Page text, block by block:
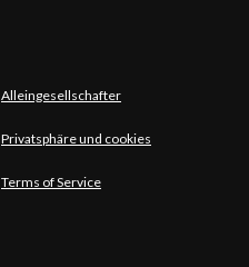
Alleingesellschafter
Privatsphäre und cookies
Terms of Service